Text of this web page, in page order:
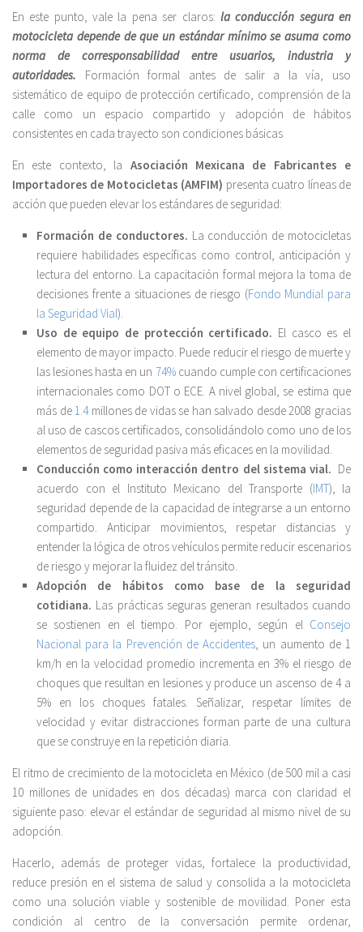
En este punto, vale la pena ser claros: la conducción segura en
motocicleta depende de que un estándar mínimo se asuma como
norma de corresponsabilidad entre usuarios, industria y
autoridades. Formación formal antes de salir a la vía, uso
sistemático de equipo de protección certificado, comprensión de la
calle como un espacio compartido y adopción de hábitos
consistentes en cada trayecto son condiciones básicas
En este contexto, la Asociación Mexicana de Fabricantes e
Importadores de Motocicletas (AMFIM) presenta cuatro líneas de
acción que pueden elevar los estándares de seguridad:
Formación de conductores. La conducción de motocicletas
requiere habilidades específicas como control, anticipación y
lectura del entorno. La capacitación formal mejora la toma de
decisiones frente a situaciones de riesgo (Fondo Mundial para
la Seguridad Vial).
Uso de equipo de protección certificado. El casco es el
elemento de mayor impacto. Puede reducir el riesgo de muerte y
las lesiones hasta en un 74%cuando cumple con certificaciones
internacionales como DOT o ECE. A nivel global, se estima que
más de 1.4millones de vidas se han salvado desde 2008 gracias
al uso de cascos certificados, consolidándolo como uno de los
elementos de seguridad pasiva más eficaces en la movilidad.
Conducción como interacción dentro del sistema vial. De
acuerdo con el Instituto Mexicano del Transporte (IMT), la
seguridad depende de la capacidad de integrarse a un entorno
compartido. Anticipar movimientos, respetar distancias y
entender la lógica de otros vehículos permite reducir escenarios
de riesgo y mejorar la fluidez del tránsito.
Adopción de hábitos como base de la seguridad
cotidiana. Las prácticas seguras generan resultados cuando
se sostienen en el tiempo. Por ejemplo, según el Consejo
Nacional para la Prevención de Accidentes, un aumento de 1
km/h en la velocidad promedio incrementa en 3% el riesgo de
choques que resultan en lesiones y produce un ascenso de 4 a
5% en los choques fatales. Señalizar, respetar límites de
velocidad y evitar distracciones forman parte de una cultura
que se construye en la repetición diaria.
El ritmo de crecimiento de la motocicleta en México (de 500 mil a casi
10 millones de unidades en dos décadas) marca con claridad el
siguiente paso: elevar el estándar de seguridad al mismo nivel de su
adopción.
Hacerlo, además de proteger vidas, fortalece la productividad,
reduce presión en el sistema de salud y consolida a la motocicleta
como una solución viable y sostenible de movilidad. Poner esta
condición al centro de la conversación permite ordenar,